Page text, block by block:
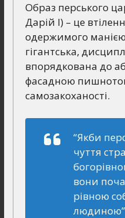
Образ перського
Дарій І) – це
одержимого
гігантська,
впорядкована до
фасадною
самозакоханості.
“Якби
чуття
вони
рівною
людиною”